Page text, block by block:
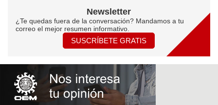
Newsletter
¿Te quedas fuera de la conversación? Mandamos a tu
correo el mejor resumen informativo.
SUSCRÍBETE GRATIS